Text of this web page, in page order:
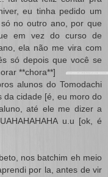
eu tinha pedido um
no outro ano, por que
em vez do curso de
ela não me vira com
só depois que você se
**chora**]
alunos do Tomodachi
da cidade [é, eu moro do
até ele me dizer a
u.u [ok, é
nos batchim eh meio
por la, antes de vir